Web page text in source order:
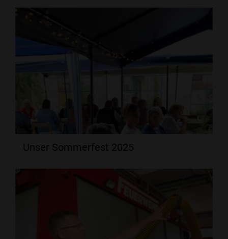
Unser Sommerfest 2025